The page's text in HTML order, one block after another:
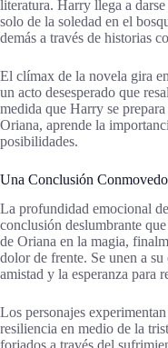
literatura. Harry llega a
solo de la soledad en el
demás a través de historias
El clímax de la novela gira
un acto desesperado que
medida que Harry se
Oriana, aprende la
posibilidades.
Una Conclusión
La profundidad emocional
conclusión deslumbrante
de Oriana en la magia,
dolor de frente. Se unen a
amistad y la esperanza para
Los personajes
resiliencia en medio de la